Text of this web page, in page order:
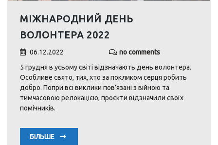
МІЖНАРОДНИЙ ДЕНЬ
ВОЛОНТЕРА 2022
06.12.2022
no comments
5 грудня в усьому світі відзначають день волонтера.
Особливе свято, тих, хто за покликом серця робить
добро. Попри всі виклики пов’язані з війною та
тимчасовою релокацією, проєкти відзначили своїх
помічників.
БІЛЬШЕ